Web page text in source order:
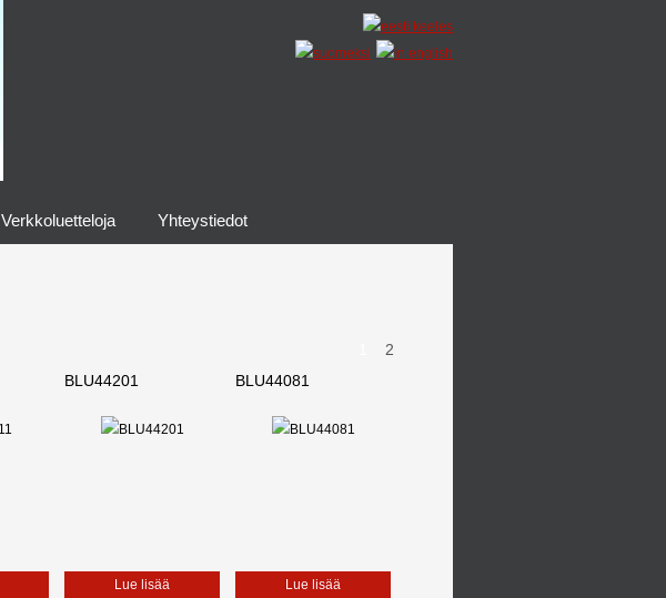
Verkkoluetteloja Yhteystiedot
2
BLU44201
Lue lisää
BLU44081
Lue lisää